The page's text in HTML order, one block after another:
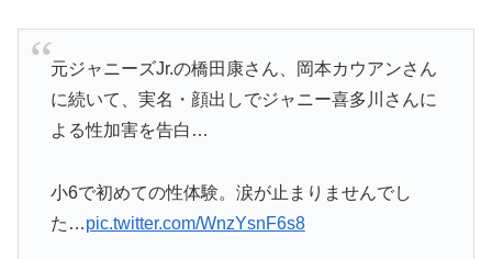
元ジャニーズJr.の橋田康さん、岡本カウアンさん
に続いて、実名・顔出しでジャニー喜多川さんに
よる性加害を告白…
小6で初めての性体験。涙が止まりませんでし
た…pic.twitter.com/WnzYsnF6s8